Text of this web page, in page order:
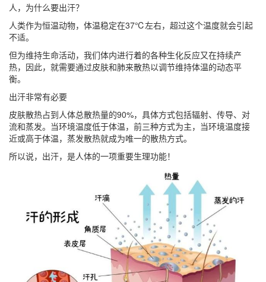
人，为什么要出汗？
人类作为恒温动物，体温稳定在37℃左右，超过这个温度就会引起
不适。
但为维持生命活动，我们体内进行着的各种生化反应又在持续产
热，因此，就需要通过皮肤和肺来散热以调节维持体温的动态平
衡。
出汗非常有必要
皮肤散热占到人体总散热量的90%，具体方式包括辐射、传导、对
流和蒸发。当环境温度低于体温，前三种方式为主，当环境温度接
近或高于体温，蒸发散热就成为唯一的散热方式。
所以说，出汗，是人体的一项重要生理功能！